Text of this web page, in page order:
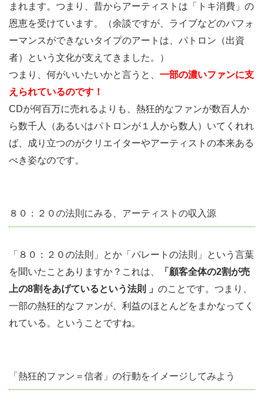
まれます。つまり、昔からアーティストは「トキ消費」の
恩恵を受けています。（余談ですが、ライブなどのパフォ
ーマンスができないタイプのアートは、パトロン（出資
者）という文化が支えてきました。）
つまり、何がいいたいかと言うと、 一部の濃いファンに支
えられているのです！
CDが何百万に売れるよりも、熱狂的なファンが数百人か
ら数千人（あるいはパトロンが１人から数人）いてくれれ
ば、成り立つのがクリエイターやアーティストの本来ある
べき姿なのです。
８０：２０の法則にみる、アーティストの収入源
「８０：２０の法則」とか「パレートの法則」という言葉
を聞いたことありますか？これは、
「顧客全体の2割が売
上の8割をあげているという法則 」 のことです。つまり、
一部の熱狂的なファンが、利益のほとんどをまかなってく
れている。ということですね。
「熱狂的ファン＝信者」の行動をイメージしてみよう